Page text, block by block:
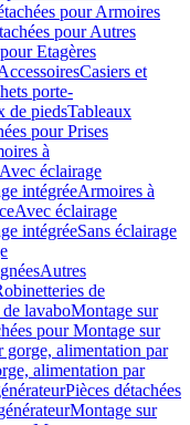
pour Armoires
pour Autres
Etagères
Casiers et
porte-
de piedsTableaux
pour Prises
à
Avec éclairage
intégréeArmoires à
Avec éclairage
intégréeSans éclairage
Autres
de
de lavaboMontage sur
pour Montage sur
gorge, alimentation par
alimentation par
Pièces détachées
Montage sur